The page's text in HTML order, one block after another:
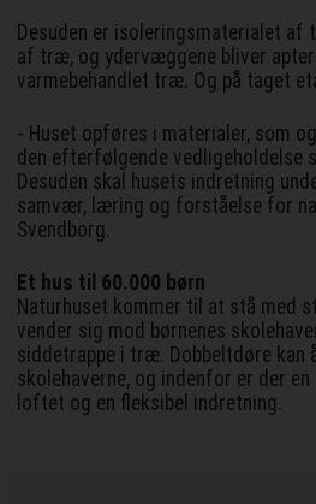
Desuden er isoleringsmaterialet
af træ, og ydervæggene bliver
varmebehandlet træ. Og på taget
- Huset opføres i materialer, som
den efterfølgende vedligeholdelse
Desuden skal husets indretning
samvær, læring og forståelse for
Svendborg.
Et hus til 60.000 børn
Naturhuset kommer til at stå med
vender sig mod børnenes
siddetrappe i træ. Dobbeltdøre kan
skolehaverne, og indenfor er der
loftet og en fleksibel indretning.